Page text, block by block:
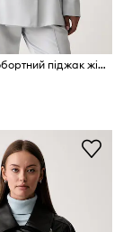
Trussardi двобортний піджак жіночий віскозний